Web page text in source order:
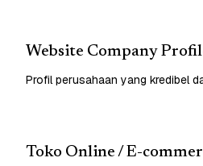
Website Company
Profil perusahaan yang kredibel
Toko Online / E-